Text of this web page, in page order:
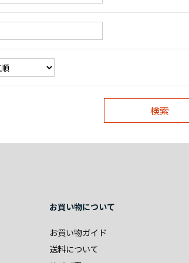
お買い物について
お買い物ガイド
送料について